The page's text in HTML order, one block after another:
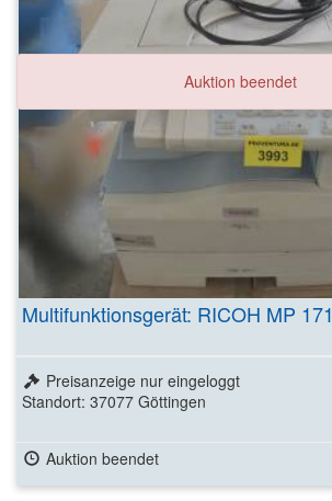
Auktion beendet
Multifunktionsgerät: RICOH MP 171
Preisanzeige nur eingeloggt
Standort: 37077 Göttingen
Auktion beendet